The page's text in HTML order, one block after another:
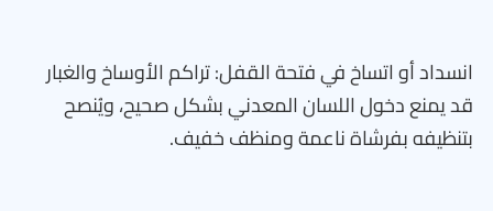
انسداد أو اتساخ في فتحة القفل: تراكم الأوساخ والغبار
قد يمنع دخول اللسان المعدني بشكل صحيح، ويُنصح
بتنظيفه بفرشاة ناعمة ومنظف خفيف.